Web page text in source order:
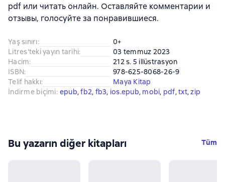
pdf или читать онлайн. Оставляйте комментарии и
отзывы, голосуйте за понравившиеся.
Yaş sınırı:
0+
Litres'teki yayın tarihi:
03 temmuz 2023
Hacim:
212 s. 5 illüstrasyon
ISBN:
978-625-8068-26-9
Telif hakkı:
Maya Kitap
İndirme biçimi: epub, fb2, fb3, ios.epub, mobi, pdf, txt, zip
Bu yazarın diğer kitapları Tüm